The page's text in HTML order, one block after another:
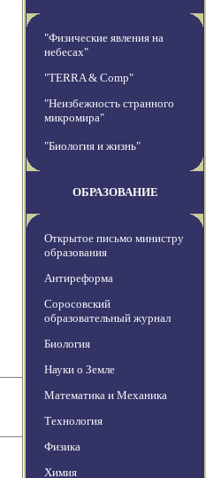
"Физические явления на
небесах"
"TERRA & Comp"
"Неизбежность странного
микромира"
"Биология и жизнь"
ОБРАЗОВАНИЕ
Открытое письмо министру
образования
Антиреформа
Соросовский
образовательный журнал
Биология
Науки о Земле
Математика и Механика
Технология
Физика
Химия